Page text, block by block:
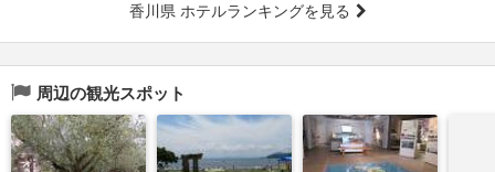
香川県 ホテルランキングを見る
周辺の観光スポット